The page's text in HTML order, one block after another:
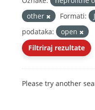
other
Formati:
podataka:
open
Filtriraj rezultate
Please try another